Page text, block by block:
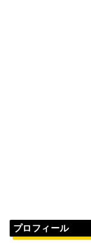
プロフィール